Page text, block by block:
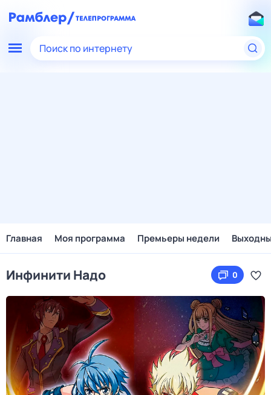
Поиск по интернету
Главная Моя программа Премьеры недели
Инфинити Надо 0